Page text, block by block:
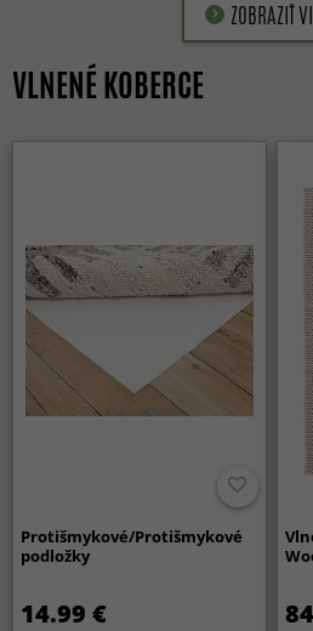
ZOBRAZIŤ
VLNENÉ KOBERCE
Protišmykové/Protišmykové
podložky
14.99 €